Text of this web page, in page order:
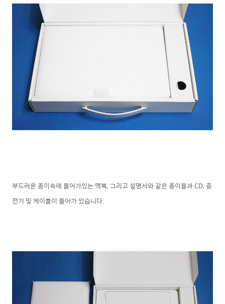
부드러운 종이속에 들어가있는 맥북, 그리고 설명서와 같은 종이들과 CD, 충
전기 및 케이블이 들어가 있습니다.